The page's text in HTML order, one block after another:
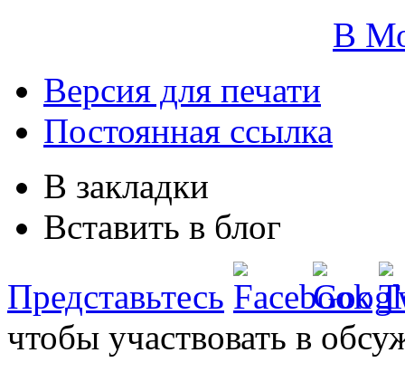
В
Версия для печати
Постоянная ссылка
В закладки
Вставить в блог
Представьтесь
чтобы участвовать в